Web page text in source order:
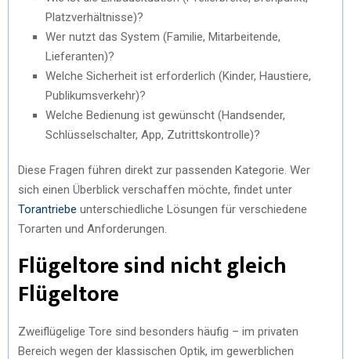
Platzverhältnisse)?
Wer nutzt das System (Familie, Mitarbeitende,
Lieferanten)?
Welche Sicherheit ist erforderlich (Kinder, Haustiere,
Publikumsverkehr)?
Welche Bedienung ist gewünscht (Handsender,
Schlüsselschalter, App, Zutrittskontrolle)?
Diese Fragen führen direkt zur passenden Kategorie. Wer
sich einen Überblick verschaffen möchte, findet unter
Torantriebe unterschiedliche Lösungen für verschiedene
Torarten und Anforderungen.
Flügeltore sind nicht gleich
Flügeltore
Zweiflügelige Tore sind besonders häufig – im privaten
Bereich wegen der klassischen Optik, im gewerblichen